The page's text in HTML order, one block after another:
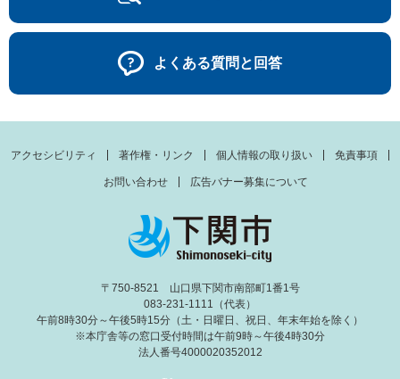
よくある質問と回答
アクセシビリティ 著作権・リンク 個人情報の取り扱い 免責事項
お問い合わせ 広告バナー募集について
〒750-8521 山口県下関市南部町1番1号
083-231-1111（代表）
午前8時30分～午後5時15分（土・日曜日、祝日、年末年始を除く）
※本庁舎等の窓口受付時間は午前9時～午後4時30分
法人番号4000020352012